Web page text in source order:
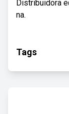
Distribuidora
na.
Tags